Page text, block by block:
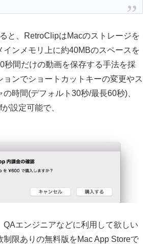
と、RetroClipはMacのストレージを
インメモリ上に約40MBのスペースを
秒間だけの動画を保存する手法を採
ョンでショートカットキーの変更やス
時間(デフォルト30秒/最長60秒)、
設定可能で、
QAエンジニアなどに利用して欲しい
制限ありの無料版をMac App Storeで